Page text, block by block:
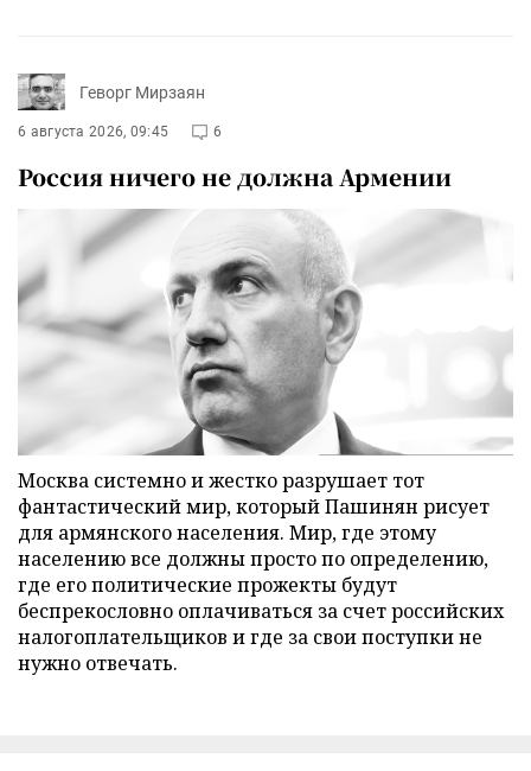
Геворг Мирзаян
6 августа 2026, 09:45 6
Россия ничего не должна Армении
Москва системно и жестко разрушает тот
фантастический мир, который Пашинян рисует
для армянского населения. Мир, где этому
населению все должны просто по определению,
где его политические прожекты будут
беспрекословно оплачиваться за счет российских
налогоплательщиков и где за свои поступки не
нужно отвечать.